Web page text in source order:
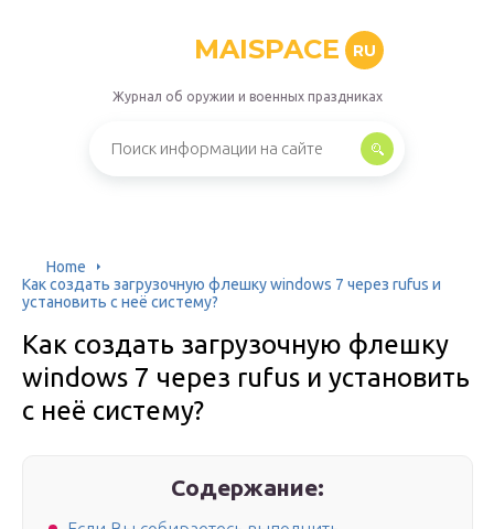
MAISPACE RU
Журнал об оружии и военных праздниках
Home
Как создать загрузочную флешку windows 7 через rufus и
установить с неё систему?
Как создать загрузочную флешку
windows 7 через rufus и установить
с неё систему?
Содержание: